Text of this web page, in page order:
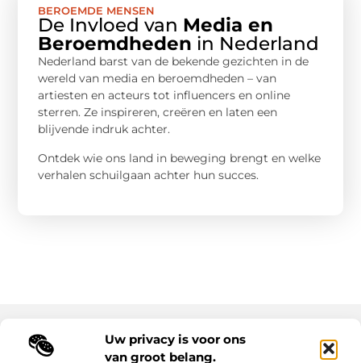
Uw privacy is voor ons
van groot belang.
BEROEMDE MENSEN
De Invloed van Media en
Beroemdheden in Nederland
Nederland barst van de bekende gezichten in de
wereld van media en beroemdheden – van
artiesten en acteurs tot influencers en online
sterren. Ze inspireren, creëren en laten een
blijvende indruk achter.
Ontdek wie ons land in beweging brengt en welke
verhalen schuilgaan achter hun succes.
Main Links